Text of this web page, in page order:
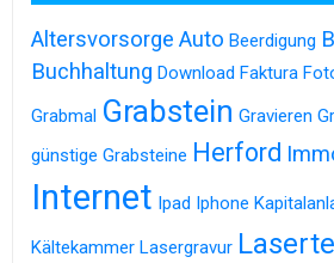
Altersvorsorge Auto Beerdigung
Buchhaltung Download Faktura
Grabmal Grabstein Gravieren
günstige Grabsteine Herford
Internet Ipad Iphone
Kältekammer Lasergravur